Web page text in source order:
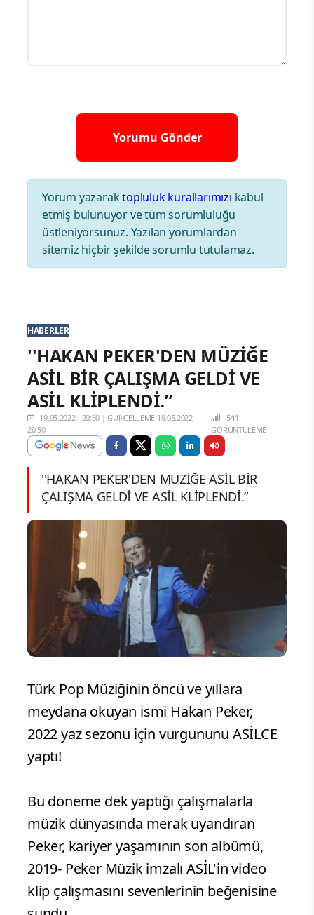
Yorum yazaraktopluluk kurallarımızı kabul
etmiş bulunuyor ve tüm sorumluluğu
üstleniyorsunuz. Yazılan yorumlardan
sitemiz hiçbir şekilde sorumlu tutulamaz.
HABERLER
''HAKAN PEKER'DEN MÜZİĞE
ASİL BİR ÇALIŞMA GELDİ VE
ASİL KLİPLENDİ.”
19.05.2022 - 20:50 |GÜNCELLEME:19.05.2022 -
20:50
544
GÖRÜNTÜLEME
''HAKAN PEKER'DEN MÜZİĞE ASİL BİR
ÇALIŞMA GELDİ VE ASİL KLİPLENDİ.”
Türk Pop Müziğinin öncü ve yıllara
meydana okuyan ismi Hakan Peker,
2022 yaz sezonu için vurgununu ASİLCE
yaptı!
Bu döneme dek yaptığı çalışmalarla
müzik dünyasında merak uyandıran
Peker, kariyer yaşamının son albümü,
2019- Peker Müzik imzalı ASİL'in video
klip çalışmasını sevenlerinin beğenisine